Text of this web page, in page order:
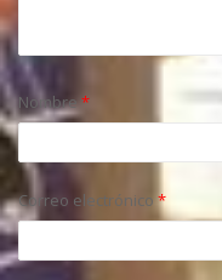
Nombre*
Correo electrónico *